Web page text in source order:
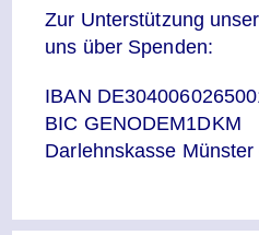
Zur Unterstützung
uns über Spenden:
IBAN
BIC GENODEM1DKM
Darlehnskasse Münster